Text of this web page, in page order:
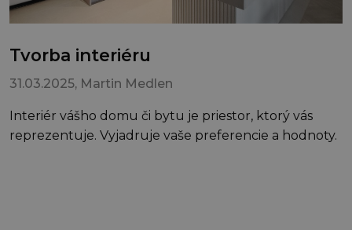
Tvorba interiéru
31.03.2025, Martin Medlen
Interiér vášho domu či bytu je priestor, ktorý vás
reprezentuje. Vyjadruje vaše preferencie a hodnoty.